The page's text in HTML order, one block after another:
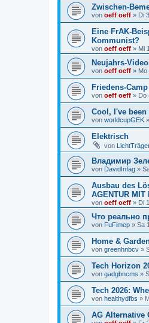
Zwischen-
von oeff oeff » Di
Eine FrAK-
Kommunist?
von oeff oeff » Mi
Neujahrs-
von oeff oeff » Mo
Friedens-
von oeff oeff » Do
Cool, I've
von worldcupGEK »
Elektrisch
von
Владимир
von DavidInfag »
Ausbau des
AGENTUR MIT
von oeff oeff » Di
Что реально
von FuFimep » Sa
Home &
von greenhnbcv »
Tech Horizon
von gadgbncms »
Tech 2026:
von healthydfbs »
AG Alternative